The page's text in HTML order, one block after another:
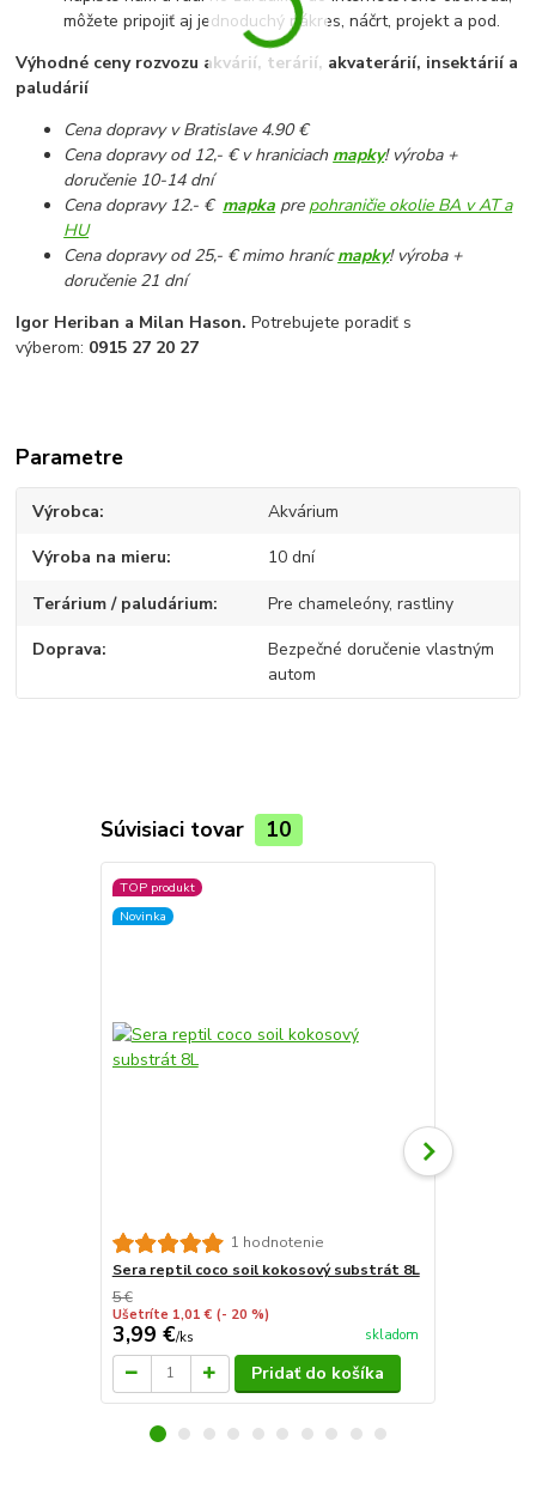
môžete pripojiť aj jednoduchý nákres, náčrt, projekt a pod.
Výhodné ceny rozvozu akvárií, terárií, akvaterárií, insektárií a
paludárií
Cena dopravy v Bratislave 4.90 €
Cena dopravy od 12,- € v hraniciach mapky! výroba +
doručenie 10-14 dní
Cena dopravy 12.- € mapka pre pohraničie okolie BA v AT a
HU
Cena dopravy od 25,- € mimo hranícmapky! výroba +
doručenie 21 dní
Igor Heriban a Milan Hason.Potrebujete poradiť s
výberom: 0915 27 20 27
Parametre
Výrobca Akvárium
Výroba na mieru 10 dní
Terárium / paludárium Pre chameleóny, rastliny
Doprava
Bezpečné doručenie vlastným
autom
Súvisiaci tovar 10
TOP produkt
Novinka
1 hodnotenie
Sera reptil coco soil kokosový substrát 8L
5 €
Ušetríte 1,01 € (- 20 %)
3,99 €/ks skladom
Pridať do košíka